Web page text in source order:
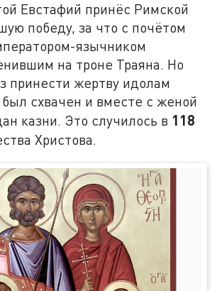
Евстафий принёс Римской
победу, за что с почётом
язычником
на троне Траяна. Но
принести жертву идолам
схвачен и вместе с женой
казни. Это случилось в 118
Христова.